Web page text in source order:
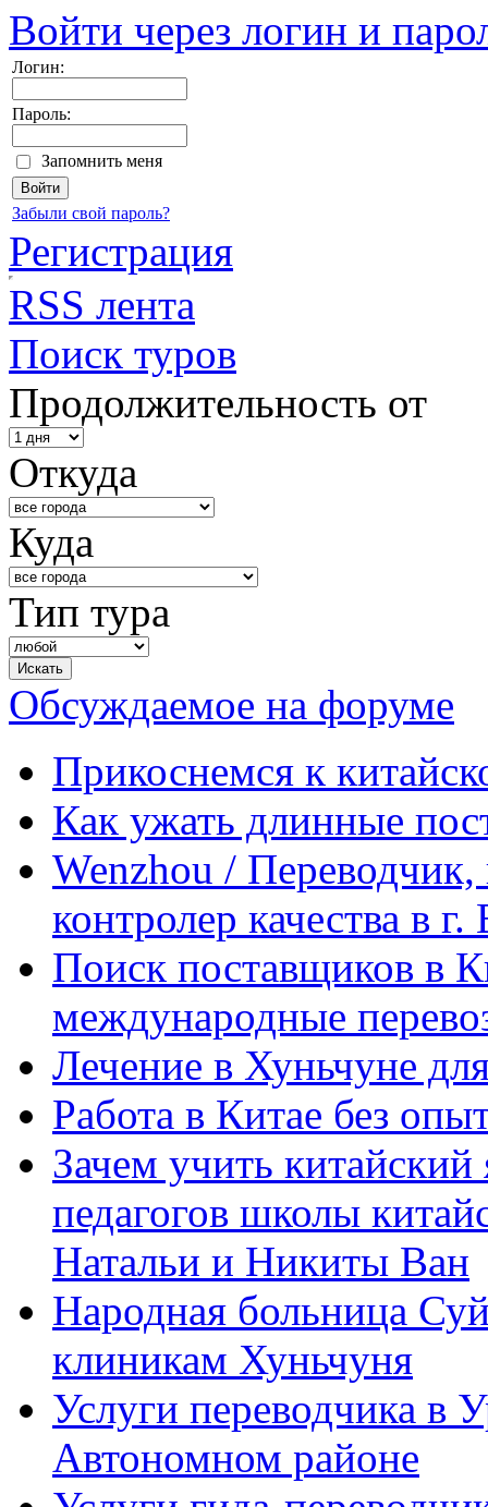
Войти через логин и
Логин:
Пароль:
Запомнить меня
Забыли свой пароль?
Регистрация
RSS лента
Поиск туров
Продолжительность от
Откуда
Куда
Тип тура
Обсуждаемое на форуме
Прикоснемся к
Как ужать длинные
Wenzhou / Переводчик,
контролер качества в
Поиск поставщиков в
международные
Лечение в Хуньчуне
Работа в Китае без
Зачем учить
педагогов школы
Натальи и Никиты Ван
Народная больница
клиникам Хуньчуня
Услуги переводчика в
Автономном районе